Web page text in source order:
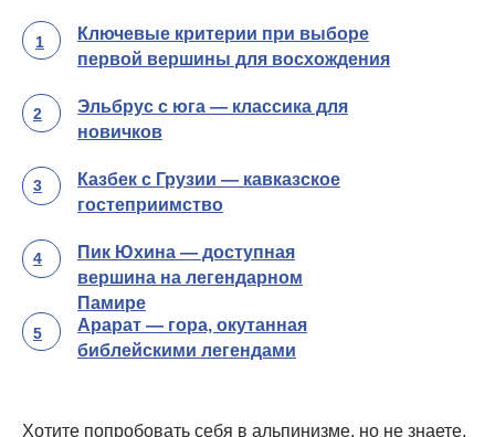
Эльбрус с юга — классика для
новичков
Казбек с Грузии — кавказское
гостеприимство
Пик Юхина — доступная
вершина на легендарном
Памире
Ключевые критерии при выборе
первой вершины для восхождения
Арарат — гора, окутанная
библейскими легендами
1
2
3
4
5
Хотите попробовать себя в альпинизме, но не знаете,